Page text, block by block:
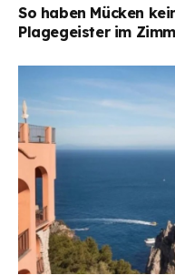
So haben Mücken
Plagegeister im